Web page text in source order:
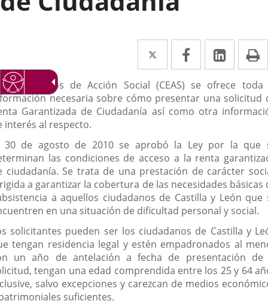
Twitter
Enlace
a
una
aplicación
Facebook
Enlace
a
una
aplicación
Enlace
a
una
los Centros de Acción Social (CEAS) se ofrece toda
necesaria sobre cómo presentar una solicitud
Garantizada de Ciudadanía así como otra
interés al respecto.
30 de agosto de 2010 se aprobó la Ley por la que
las condiciones de acceso a la renta
ciudadanía. Se trata de una prestación de carácter
a garantizar la cobertura de las necesidades básicas
a aquellos ciudadanos de Castilla y León que
en una situación de dificultad personal y social.
solicitantes pueden ser los ciudadanos de Castilla y
tengan residencia legal y estén empadronados al
un año de antelación a fecha de presentación de
tengan una edad comprendida entre los 25 y 64
salvo excepciones y carezcan de medios
suficientes.